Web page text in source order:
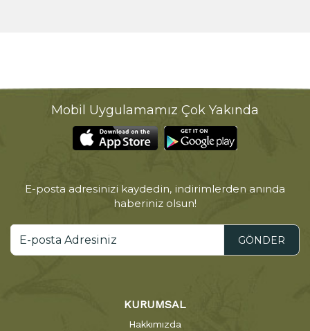
Mobil Uygulamamız Çok Yakında
E-posta adresinizi kaydedin, indirimlerden anında
haberiniz olsun!
GÖNDER
KURUMSAL
Hakkımızda